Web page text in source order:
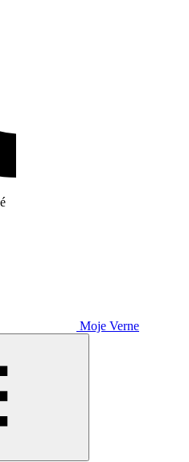
Moje Verne